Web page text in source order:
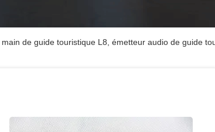
de guide touristique L8, émetteur audio de guide